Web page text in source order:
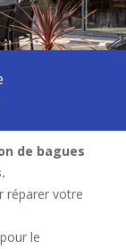
de bagues
réparer votre
le